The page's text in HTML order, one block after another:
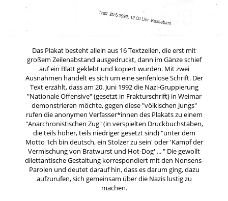
Das Plakat besteht allein aus 16 Textzeilen, die erst mit
großem Zeilenabstand ausgedruckt, dann im Gänze schief
auf ein Blatt geklebt und kopiert wurden. Mit zwei
Ausnahmen handelt es sich um eine serifenlose Schrift. Der
Text erzählt, dass am 20. Juni 1992 die Nazi-Gruppierung
"Nationale Offensive" (gesetzt in Frakturschrift) in Weimar
demonstrieren möchte, gegen diese "völkischen Jungs"
rufen die anonymen Verfasser*innen des Plakats zu einem
"Anarchronistischen Zug" (in verspielten Druckbuchstaben,
die teils höher, teils niedriger gesetzt sind) "unter dem
Motto 'Ich bin deutsch, ein Stolzer zu sein' oder 'Kampf der
Vermischung von Bratwurst und Hot-Dog' ... " Die gewollt
dilettantische Gestaltung korrespondiert mit den Nonsens-
Parolen und deutet darauf hin, dass es darum ging, dazu
aufzurufen, sich gemeinsam über die Nazis lustig zu
machen.